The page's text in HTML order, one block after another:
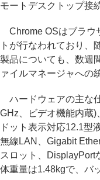
モートデスクトップ接
Chrome OSはブラウ
トが行なわれており、
製品についても、数週
ァイルマネージャへの
ハードウェアの主な
GHz、ビデオ機能内蔵
ドット表示対応12.1型
無線LAN、Gigabit
スロット、DisplayPort
体重量は1.48kgで、バ